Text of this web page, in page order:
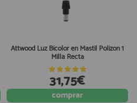
Attwood Luz Bicolor en Mastil Polizon 1
Milla Recta
31,75€
comprar